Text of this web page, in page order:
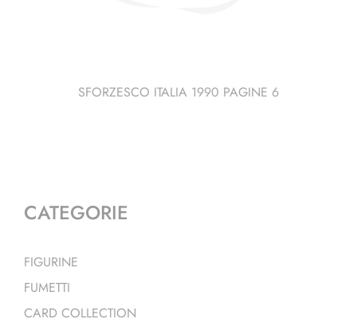
SFORZESCO ITALIA 1990 PAGINE 6
CATEGORIE
FIGURINE
FUMETTI
CARD COLLECTION